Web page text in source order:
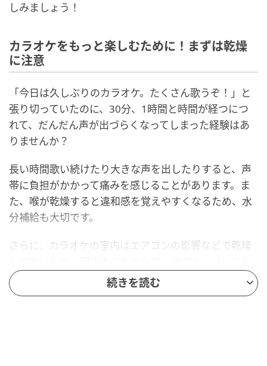
しみましょう！
カラオケをもっと楽しむために！まずは乾燥
に注意
「今日は久しぶりのカラオケ。たくさん歌うぞ！」と
張り切っていたのに、30分、1時間と時間が経つにつ
れて、だんだん声が出づらくなってしまった経験はあ
りませんか？
長い時間歌い続けたり大きな声を出したりすると、声
帯に負担がかかって痛みを感じることがあります。ま
た、喉が乾燥すると違和感を覚えやすくなるため、水
分補給も大切です。
さらに、カラオケの室内はエアコンの影響などで乾燥
がってしまいます。一人カラオケなどでずっと歌い続
けるときは、適度に休憩を入れて、飲み物で喉を潤し
続きを読む